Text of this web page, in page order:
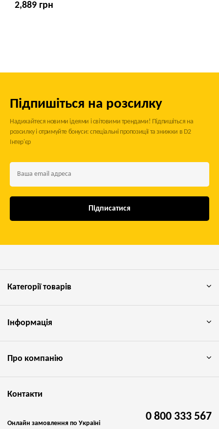
2,889 грн
Підпишіться на розсилку
Надихайтеся новими ідеями і світовими трендами! Підпишіться на
розсилку і отримуйте бонуси: спеціальні пропозиції та знижки в D2
Інтер'єр
Підписатися
Категорії товарів
Інформація
Про компанію
Контакти
Онлайн замовлення по Україні
0 800 333 567